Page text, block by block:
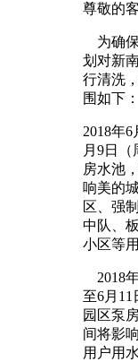
尊敬的
为确保
划对新
行清洗
围如下：
2018年6
月9日（
房水池
响美的
区、强
中队、
小区等
2018
至6月11
园区泵
间将影
用户用水